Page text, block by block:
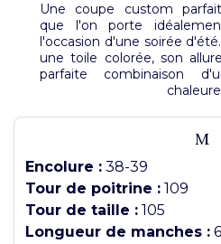
Une coupe custom
que l'on porte
l'occasion d'une soirée
une toile colorée, son
parfaite combinaison
M
Encolure : 38-39
Tour de poitrine : 109
Tour de taille : 105
Longueur de manches :